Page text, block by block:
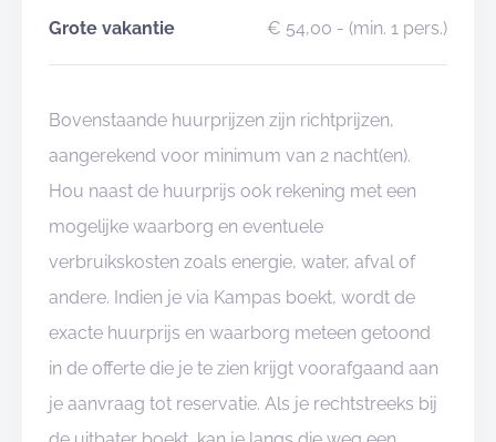
Grote vakantie € 54,00 - (min. 1 pers.)
Bovenstaande huurprijzen zijn richtprijzen,
aangerekend voor minimum van 2 nacht(en).
Hou naast de huurprijs ook rekening met een
mogelijke waarborg en eventuele
verbruikskosten zoals energie, water, afval of
andere. Indien je via Kampas boekt, wordt de
exacte huurprijs en waarborg meteen getoond
in de offerte die je te zien krijgt voorafgaand aan
je aanvraag tot reservatie. Als je rechtstreeks bij